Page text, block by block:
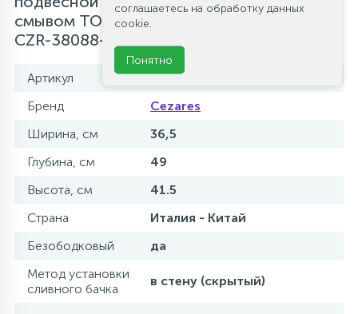
смывом TORNADO Cezares RELAX-TOR
CZR-38088-49-TH-TOR/SC
Артикул
CZR-38088-49-TH-TOR/SC
Бренд
Cezares
Ширина, см
36,5
Глубина, см
49
Высота, см
41.5
Страна
Италия - Китай
Безободковый
да
Метод установки
сливного бачка
в стену (скрытый)
соглашаетесь на обработку данных
cookie.
Понятно